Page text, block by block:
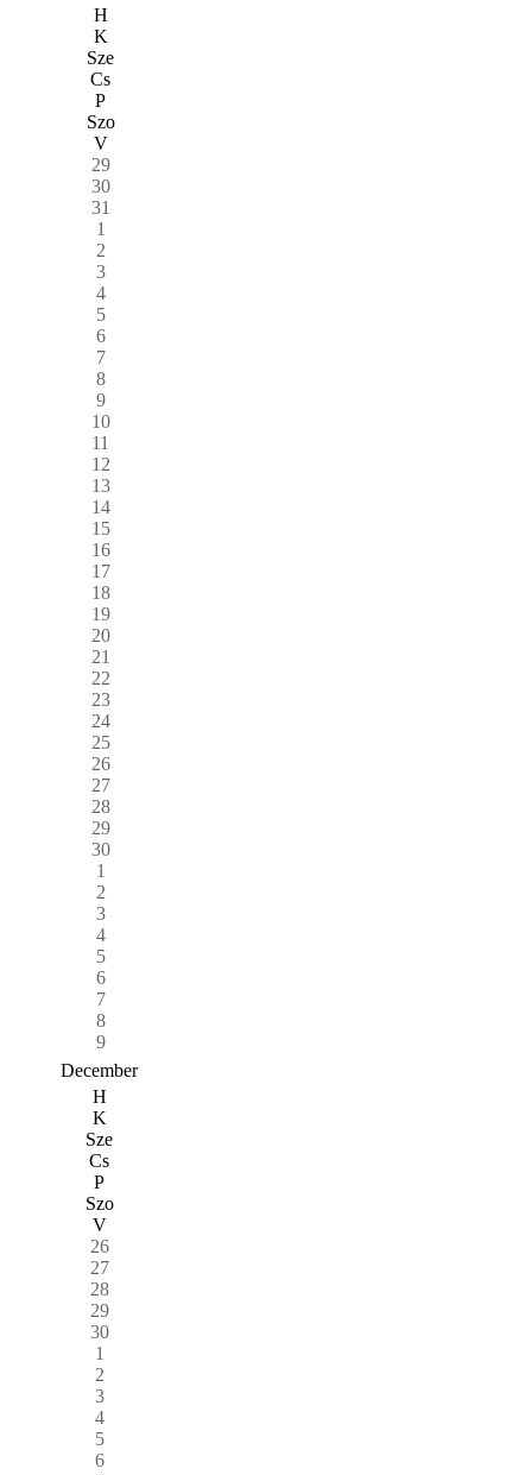
H
K
Sze
Cs
P
Szo
V
29
30
31
1
2
3
4
5
6
7
8
9
10
11
12
13
14
15
16
17
18
19
20
21
22
23
24
25
26
27
28
29
30
1
2
3
4
5
6
7
8
9
December
H
K
Sze
Cs
P
Szo
V
26
27
28
29
30
1
2
3
4
5
6